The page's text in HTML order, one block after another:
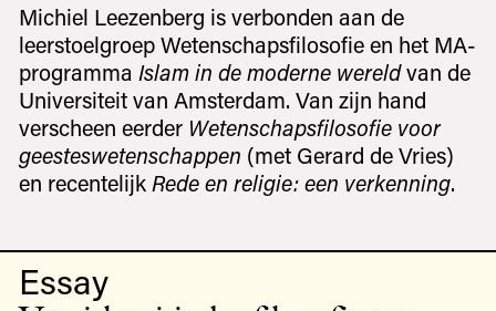
Michiel Leezenberg is verbonden aan de
leerstoelgroep Wetenschapsfilosofie en het MA-
programma Islam in de moderne wereldvan de
Universiteit van Amsterdam. Van zijn hand
verscheen eerder Wetenschapsfilosofie voor
geesteswetenschappen (met Gerard de Vries)
en recentelijk Rede en religie: een verkenning.
Essay